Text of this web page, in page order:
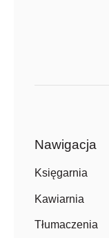
Nawigacja
Księgarnia
Kawiarnia
Tłumaczenia